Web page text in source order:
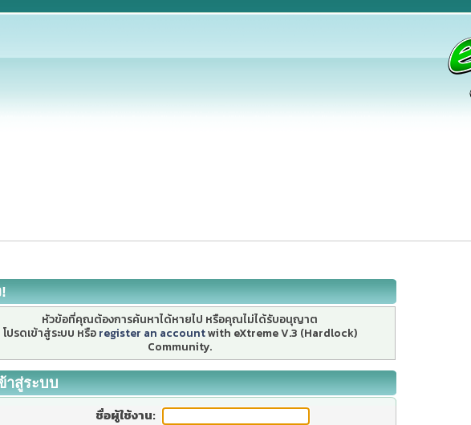
หัวข้อที่คุณต้องการค้นหาได้หายไป หรือคุณไม่ได้รับอนุญาต
โปรดเข้าสู่ระบบ หรือ register an accountwith eXtreme V.3 (Hardlock)
Community.
าสู่ระบบ
ชื่อผู้ใช้งาน: